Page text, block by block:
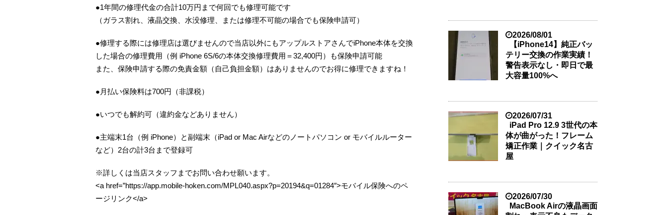
●1年間の修理代金の合計10万円まで何回でも修理可能です
（ガラス割れ、液晶交換、水没修理、または修理不可能の場合でも保険申請可）
●修理する際には修理店は選びませんので当店以外にもアップルストアさんでiPhone本体を交換
した場合の修理費用（例 iPhone 6S/6の本体交換修理費用＝32,400円）も保険申請可能
また、保険申請する際の免責金額（自己負担金額）はありませんのでお得に修理できますね！
●月払い保険料は700円（非課税）
●いつでも解約可（違約金などありません）
●主端末1台（例 iPhone）と副端末（iPad or Mac Airなどのノートパソコン or モバイルルーター
など）2台の計3台まで登録可
※詳しくは当店スタッフまでお問い合わせ願います。
<a href=”https://app.mobile-hoken.com/MPL040.aspx?p=20194&q=01284″>モバイル保険へのペ
ージリンク</a>
2026/08/01
【iPhone14】純正バッ
テリー交換の作業実績！
警告表示なし・即日で最
大容量100%へ
2026/07/31
iPad Pro 12.9 3世代の本
体が曲がった！フレーム
矯正作業｜クイック名古
屋
2026/07/30
MacBook Airの液晶画面